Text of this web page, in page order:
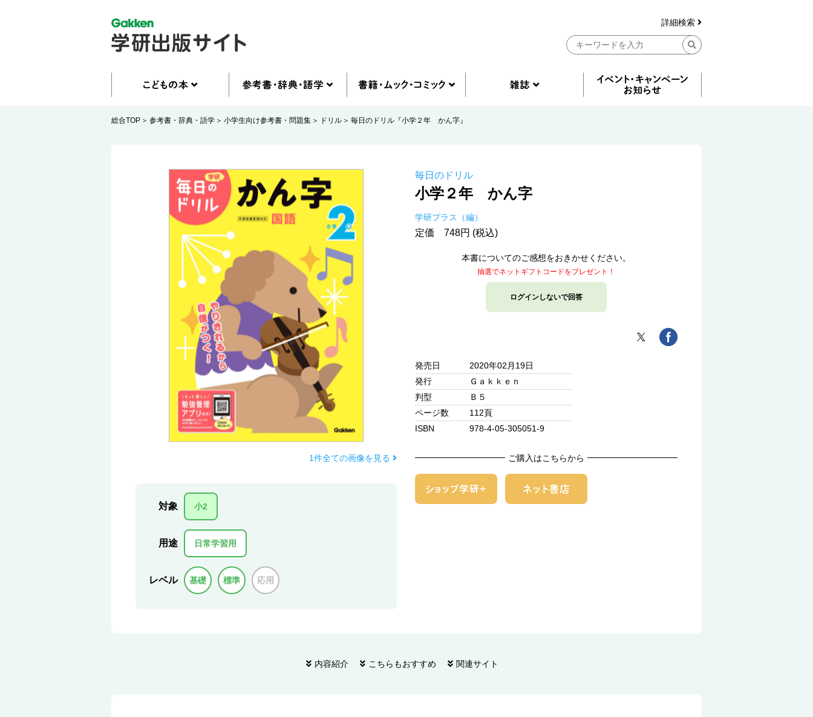
詳細検索
総合TOP 参考書・辞典・語学 小学生向け参考書・問題集 ドリル 毎日のドリル『小学２年 かん字』
1件全ての画像を見る
対象 小2
用途 日常学習用
レベル 基礎 標準 応用
毎日のドリル
小学２年 かん字
学研プラス（編）
定価 748円 (税込)
本書についてのご感想をおきかせください。
抽選でネットギフトコードをプレゼント！
ログインしないで回答
発売日
2020年02月19日
発行
Ｇａｋｋｅｎ
判型
Ｂ５
ページ数
112頁
ISBN
978-4-05-305051-9
ご購入はこちらから
内容紹介 こちらもおすすめ 関連サイト